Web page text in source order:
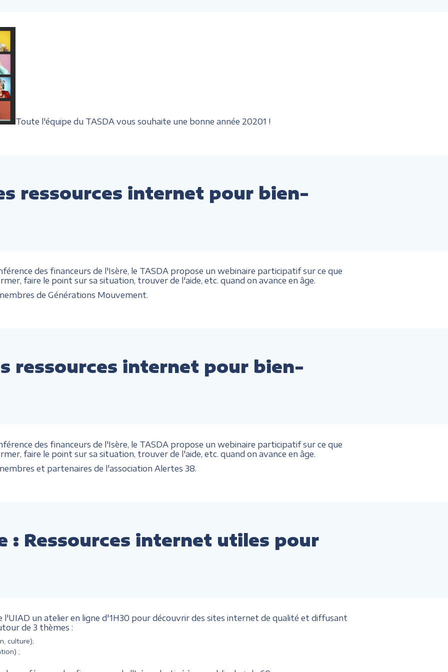
Toute l'équipe du TASDA vous souhaite une bonne année 20201 !
ressources internet pour bien-
des financeurs de l'Isère, le TASDA propose un webinaire participatif sur ce que
faire le point sur sa situation, trouver de l'aide, etc. quand on avance en âge.
de Générations Mouvement.
ressources internet pour bien-
des financeurs de l'Isère, le TASDA propose un webinaire participatif sur ce que
faire le point sur sa situation, trouver de l'aide, etc. quand on avance en âge.
et partenaires de l'association Alertes 38.
: Ressources internet utiles pour
l'UIAD un atelier en ligne d'1H30 pour découvrir des sites internet de qualité et diffusant
de 3 thèmes :
culture);
;